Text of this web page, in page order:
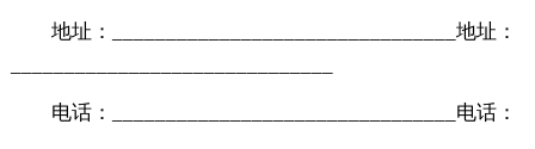
地址：________________________________地址：
电话：________________________________电话：